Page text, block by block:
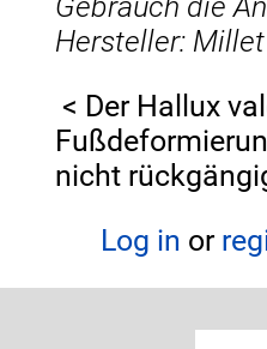
Hersteller:
< Der Hallux
nicht
Log in or